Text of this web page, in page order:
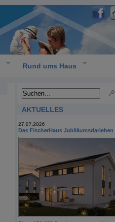
Rund ums Haus
AKTUELLES
27.07.2026
Das FischerHaus Jubiläumsdarlehen